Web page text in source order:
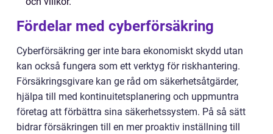
Fördelar med cyberförsäkring
Cyberförsäkring ger inte bara ekonomiskt skydd utan
kan också fungera som ett verktyg för riskhantering.
Försäkringsgivare kan ge råd om säkerhetsåtgärder,
hjälpa till med kontinuitetsplanering och uppmuntra
företag att förbättra sina säkerhetssystem. På så sätt
bidrar försäkringen till en mer proaktiv inställning till